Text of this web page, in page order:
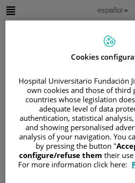
Selector
de
idioma
Idioma
Activo
Español
/ÁREA DEL PACIENTE
/SOBRE EL CÁNCER
/INFORMACIÓN Y
TIPOS DE CÁNCER
/ÁREA DE CÁNCER
Cookies
Hospital Universitario Fundación
own cookies and those of third
countries whose legislation
adequate level of data
authentication, statistical
and showing personalised
analysis of your navigation. You
by pressing the button "
configure/refuse them their
For more information click here: